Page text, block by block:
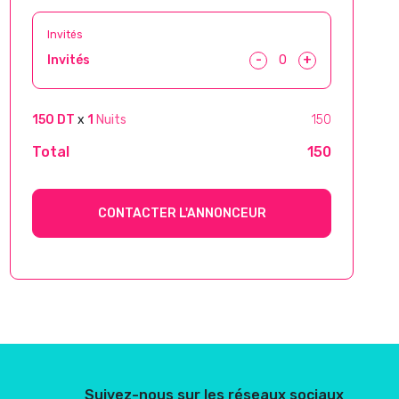
Invités
Invités - +
150 DT x 1 Nuits 150
Total 150
CONTACTER L'ANNONCEUR
Suivez-nous sur les réseaux sociaux